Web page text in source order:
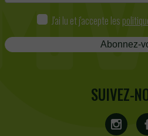
J'ai lu et j'accepte les
Abonnez-
SUIVEZ-